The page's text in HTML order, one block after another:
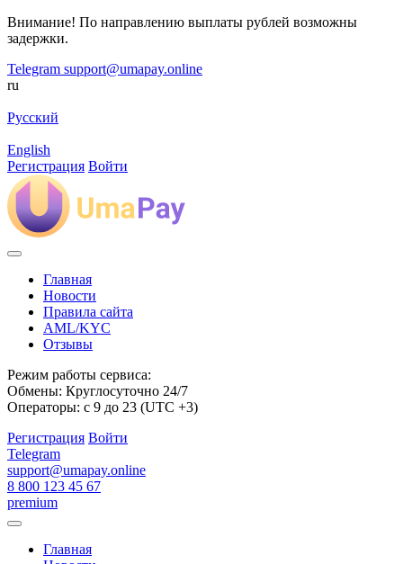
Внимание! По направлению выплаты рублей возможны
задержки.
Telegram support@umapay.online
ru
Русский
English
Регистрация Войти
Главная
Новости
Правила сайта
AML/KYC
Отзывы
Режим работы сервиса:
Обмены: Круглосуточно 24/7
Операторы: с 9 до 23 (UTC +3)
Регистрация Войти
Telegram
support@umapay.online
8 800 123 45 67
premium
Главная